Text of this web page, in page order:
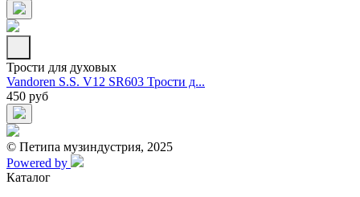
Трости для духовых
Vandoren S.S. V12 SR603 Трости д...
450 руб
© Петипа музиндустрия, 2025
Powered by
Каталог